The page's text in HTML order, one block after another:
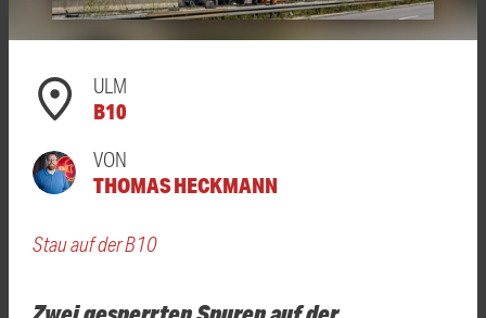
ULM
B10
VON
THOMAS HECKMANN
Stau auf der B10